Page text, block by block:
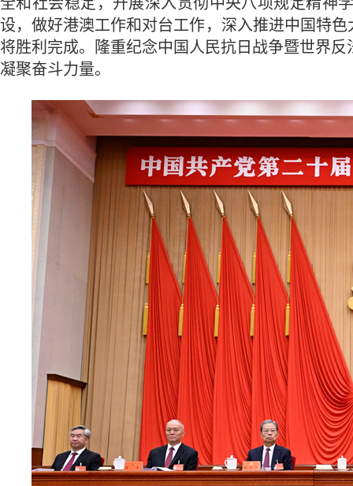
设，做好港澳工作和对台工作，深入推进中国特
将胜利完成。隆重纪念中国人民抗日战争暨世界
凝聚奋斗力量。